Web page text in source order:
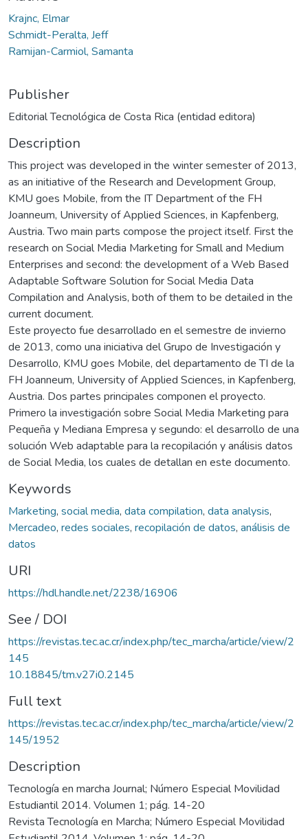
Krajnc, Elmar
Schmidt-Peralta, Jeff
Ramijan-Carmiol, Samanta
Publisher
Editorial Tecnológica de Costa Rica (entidad editora)
Description
This project was developed in the winter semester of 2013,
as an initiative of the Research and Development Group,
KMU goes Mobile, from the IT Department of the FH
Joanneum, University of Applied Sciences, in Kapfenberg,
Austria. Two main parts compose the project itself. First the
research on Social Media Marketing for Small and Medium
Enterprises and second: the development of a Web Based
Adaptable Software Solution for Social Media Data
Compilation and Analysis, both of them to be detailed in the
current document.
Este proyecto fue desarrollado en el semestre de invierno
de 2013, como una iniciativa del Grupo de Investigación y
Desarrollo, KMU goes Mobile, del departamento de TI de la
FH Joanneum, University of Applied Sciences, in Kapfenberg,
Austria. Dos partes principales componen el proyecto.
Primero la investigación sobre Social Media Marketing para
Pequeña y Mediana Empresa y segundo: el desarrollo de una
solución Web adaptable para la recopilación y análisis datos
de Social Media, los cuales de detallan en este documento.
Keywords
Marketing, social media, data compilation, data analysis,
Mercadeo, redes sociales, recopilación de datos, análisis de
datos
URI
https://hdl.handle.net/2238/16906
See / DOI
https://revistas.tec.ac.cr/index.php/tec_marcha/article/view/2
145
10.18845/tm.v27i0.2145
Full text
https://revistas.tec.ac.cr/index.php/tec_marcha/article/view/2
145/1952
Description
Tecnología en marcha Journal; Número Especial Movilidad
Estudiantil 2014. Volumen 1; pág. 14-20
Revista Tecnología en Marcha; Número Especial Movilidad